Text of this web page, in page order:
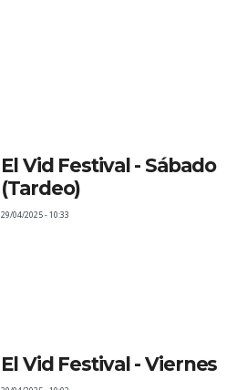
El Vid Festival - Sábado
(Tardeo)
29/04/2025 - 10:33
El Vid Festival - Viernes